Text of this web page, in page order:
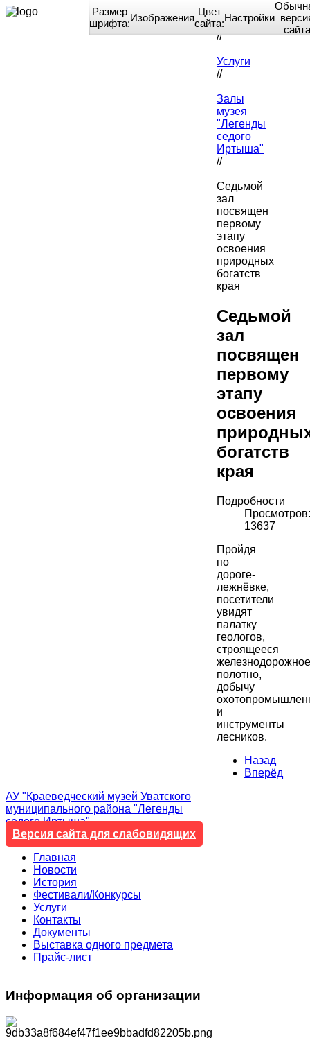
Home
//
Услуги
//
Залы
музея
"Легенды
седого
Иртыша"
//
Седьмой
зал
посвящен
первому
этапу
освоения
природных
богатств
края
Седьмой
зал
посвящен
первому
этапу
освоения
богатств
края
Подробности
Просмотров:
13637
Пройдя
по
дороге-
лежнёвке,
посетители
увидят
палатку
геологов,
строящееся
железнодорожное
полотно,
добычу
и
инструменты
лесников.
Назад
Вперёд
АУ "Краеведческий музей Уватского
муниципального района "Легенды
седого Иртыша"
Версия сайта для слабовидящих
Главная
Новости
История
Фестивали/Конкурсы
Услуги
Контакты
Документы
Выставка одного предмета
Прайс-лист
Информация об организации
Размер
шрифта:Изображения
Цвет
сайта:Настройки
сайта